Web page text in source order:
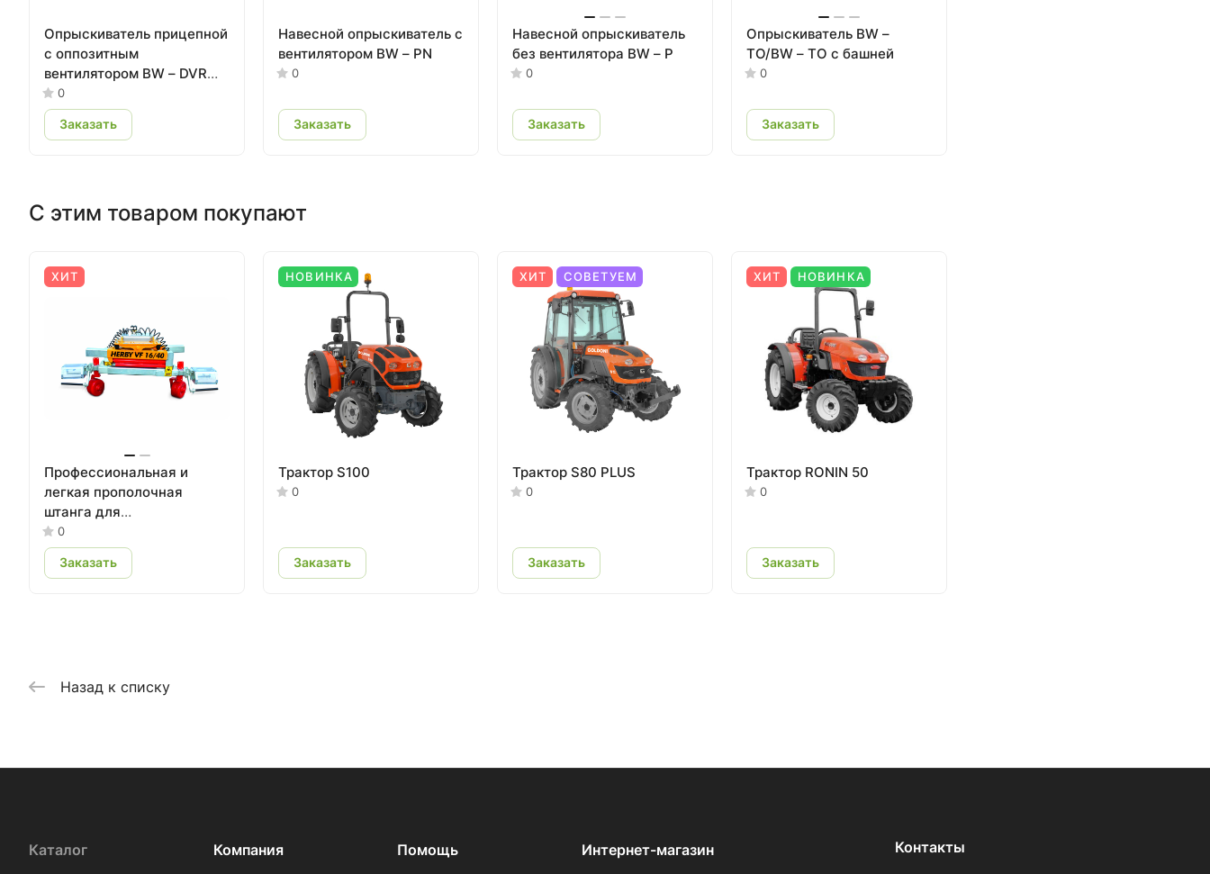
Опрыскиватель прицепной
с оппозитным
вентилятором BW – DVR
TOWER
0
Заказать
Навесной опрыскиватель с
вентилятором BW – PN
0
Заказать
Навесной опрыскиватель
без вентилятора BW – P
0
Заказать
Опрыскиватель BW –
TO/BW – TO с башней
0
Заказать
С этим товаром покупают
ХИТ
Профессиональная и
легкая прополочная
штанга для
ДВУСТОРОННЕГО
удаления сорняков
0
Заказать
НОВИНКА
Трактор S100
0
Заказать
ХИТ СОВЕТУЕМ
Трактор S80 PLUS
0
Заказать
ХИТ НОВИНКА
Трактор RONIN 50
0
Заказать
Назад к списку
Каталог Компания Помощь Интернет-магазин Контакты